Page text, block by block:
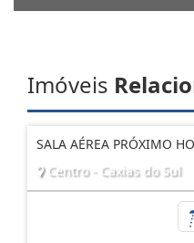
Imóveis
SALA AÉREA PRÓXIMO
Centro - Caxias do Sul